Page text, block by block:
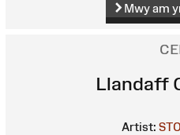
Mwy am
Llandaff
Artist: